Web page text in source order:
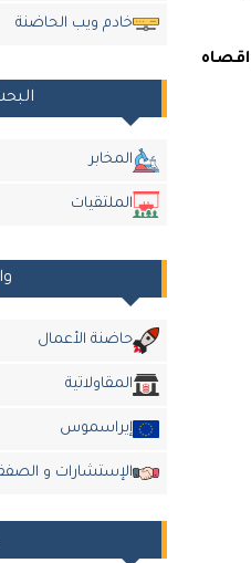
اقصاه
خادم ويب الحاضنة
المخابر
الملتقيات
حاضنة الأعمال
المقاولاتية
إيراسموس
الإستشارات و